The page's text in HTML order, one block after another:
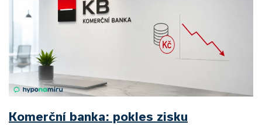
Komerční banka: pokles zisku